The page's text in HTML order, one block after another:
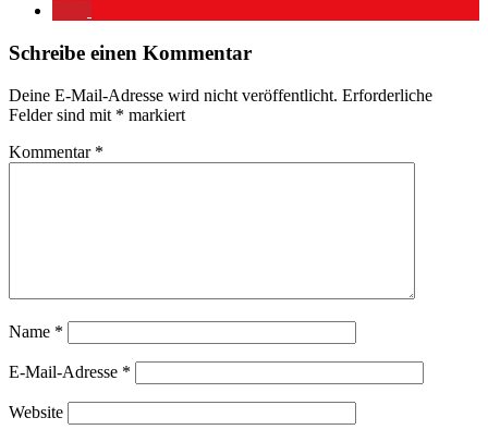
Schreibe einen Kommentar
Deine E-Mail-Adresse wird nicht veröffentlicht. Erforderliche
Felder sind mit * markiert
Kommentar *
Name *
E-Mail-Adresse *
Website